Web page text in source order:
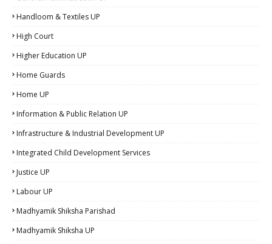
Handloom & Textiles UP
High Court
Higher Education UP
Home Guards
Home UP
Information & Public Relation UP
Infrastructure & Industrial Development UP
Integrated Child Development Services
Justice UP
Labour UP
Madhyamik Shiksha Parishad
Madhyamik Shiksha UP